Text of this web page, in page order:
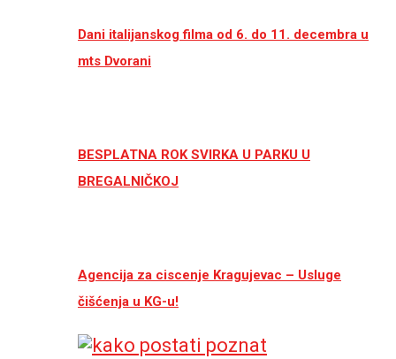
Dani italijanskog filma od 6. do 11. decembra u
mts Dvorani
BESPLATNA ROK SVIRKA U PARKU U
BREGALNIČKOJ
Agencija za ciscenje Kragujevac – Usluge
čišćenja u KG-u!